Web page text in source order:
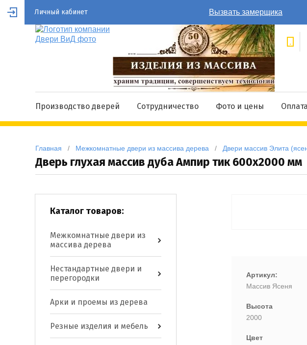
Личный кабинет Вызвать замерщика
Производство дверей Сотрудничество Фото и цены
Главная
   /
Межкомнатные двери из массива дерева
   /
Двери массив Элита
Дверь глухая массив дуба Ампир тик 600x2000 мм
Каталог товаров:
Межкомнатные двери из
массива дерева
Нестандартные двери и
перегородки
Арки и проемы из дерева
Резные изделия и мебель
Артикул:
Массив Ясеня
Высота
2000
Цвет